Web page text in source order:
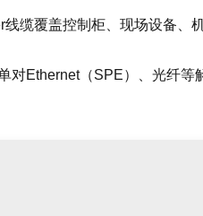
缆覆盖控制柜、现场设备、
对Ethernet（SPE）、光纤等